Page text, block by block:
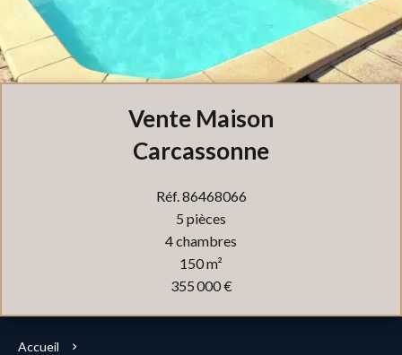
Vente Maison
Carcassonne
Réf. 86468066
5 pièces
4 chambres
150 m²
355 000 €
Accueil